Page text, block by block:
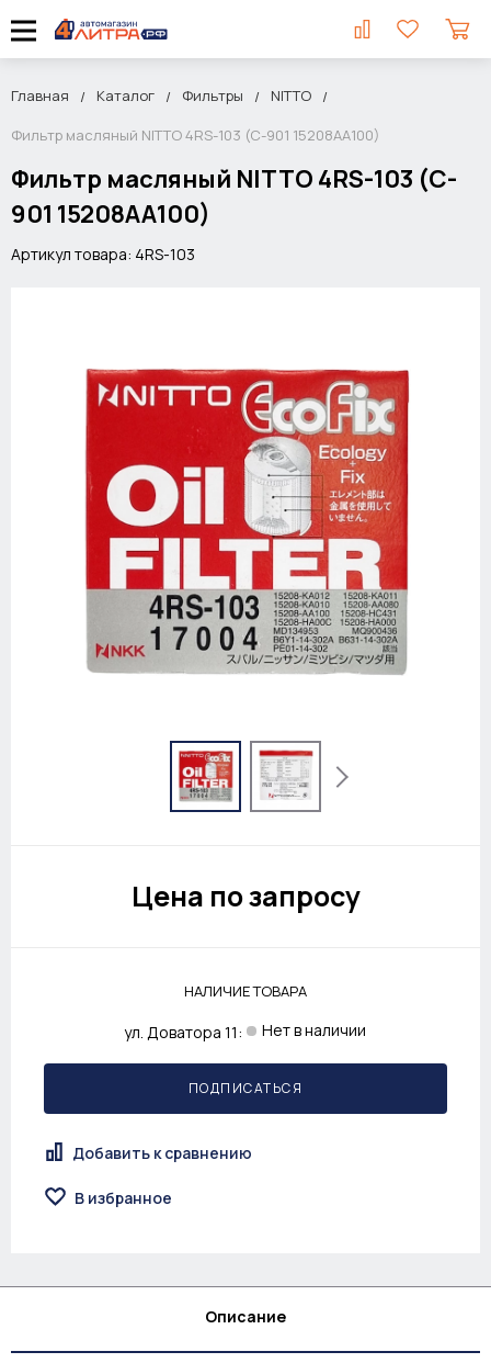
Главная Каталог Фильтры
NITTO
Фильтр масляный NITTO 4RS-103 (C-901 15208AA100)
Фильтр масляный NITTO 4RS-103 (C-
901 15208AA100)
Артикул товара: 4RS-103
Цена по запросу
НАЛИЧИЕ ТОВАРА
ул. Доватора 11: Нет в наличии
ПОДПИСАТЬСЯ
Добавить к сравнению
В избранное
Описание